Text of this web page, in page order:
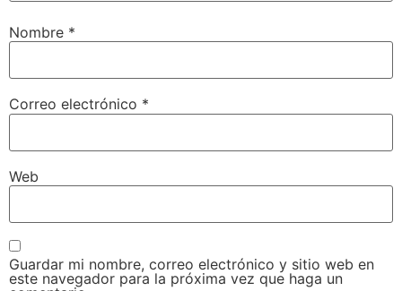
Nombre *
Correo electrónico *
Web
Guardar mi nombre, correo electrónico y sitio web en
este navegador para la próxima vez que haga un